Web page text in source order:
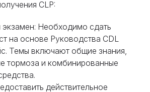
CLP:
экзамен: Необходимо сдать
на основе Руководства CDL
Темы включают общие знания,
тормоза и комбинированные
действительное
данные, и мы предоставим вам
консультацию о процессе
трудоустройства
курса. Или позвоните нам